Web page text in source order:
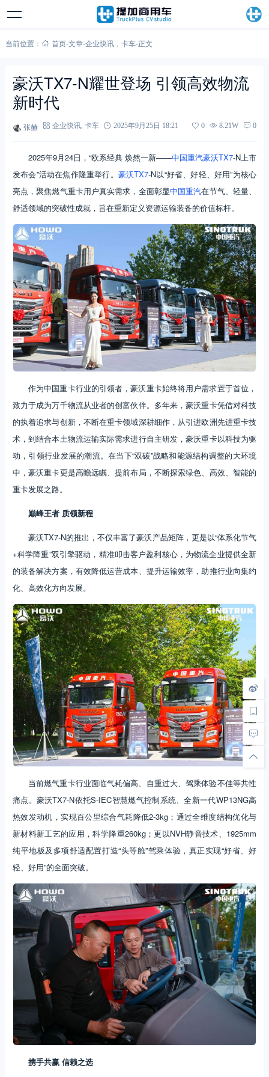
当前位置： 首页-文章-企业快讯， 卡车-正文
豪沃TX7-N耀世登场 引领高效物流
新时代
张赫 企业快讯, 卡车 2025年9月25日 18:21 0 8.21W 0
2025年9月24日，“欧系经典 焕然一新——中国重汽豪沃TX7-N上市
发布会”活动在焦作隆重举行。 豪沃TX7-N以“好省、好轻、好用”为核心
亮点，聚焦燃气重卡用户真实需求，全面彰显中国重汽在节气、轻量、
舒适领域的突破性成就，旨在重新定义资源运输装备的价值标杆。
作为中国重卡行业的引领者，豪沃重卡始终将用户需求置于首位，
致力于成为万千物流从业者的创富伙伴。多年来，豪沃重卡凭借对科技
的执着追求与创新，不断在重卡领域深耕细作，从引进欧洲先进重卡技
术，到结合本土物流运输实际需求进行自主研发，豪沃重卡以科技为驱
动，引领行业发展的潮流。在当下“双碳”战略和能源结构调整的大环境
中，豪沃重卡更是高瞻远瞩、提前布局，不断探索绿色、高效、智能的
重卡发展之路。
巅峰王者 质领新程
豪沃TX7-N的推出，不仅丰富了豪沃产品矩阵，更是以“体系化节气
+科学降重”双引擎驱动，精准叩击客户盈利核心，为物流企业提供全新
的装备解决方案，有效降低运营成本、提升运输效率，助推行业向集约
化、高效化方向发展。
当前燃气重卡行业面临气耗偏高、自重过大、驾乘体验不佳等共性
痛点。豪沃TX7-N依托S-IEC智慧燃气控制系统、全新一代WP13NG高
热效发动机，实现百公里综合气耗降低2-3kg；通过全维度结构优化与
新材料新工艺的应用，科学降重260kg；更以NVH静音技术、1925mm
纯平地板及多项舒适配置打造“头等舱”驾乘体验，真正实现“好省、好
轻、好用”的全面突破。
携手共赢 信赖之选